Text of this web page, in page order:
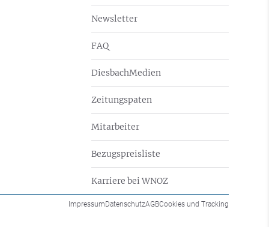
Newsletter
FAQ
DiesbachMedien
Zeitungspaten
Mitarbeiter
Bezugspreisliste
Karriere bei WNOZ
ImpressumDatenschutzAGBCookies und Tracking